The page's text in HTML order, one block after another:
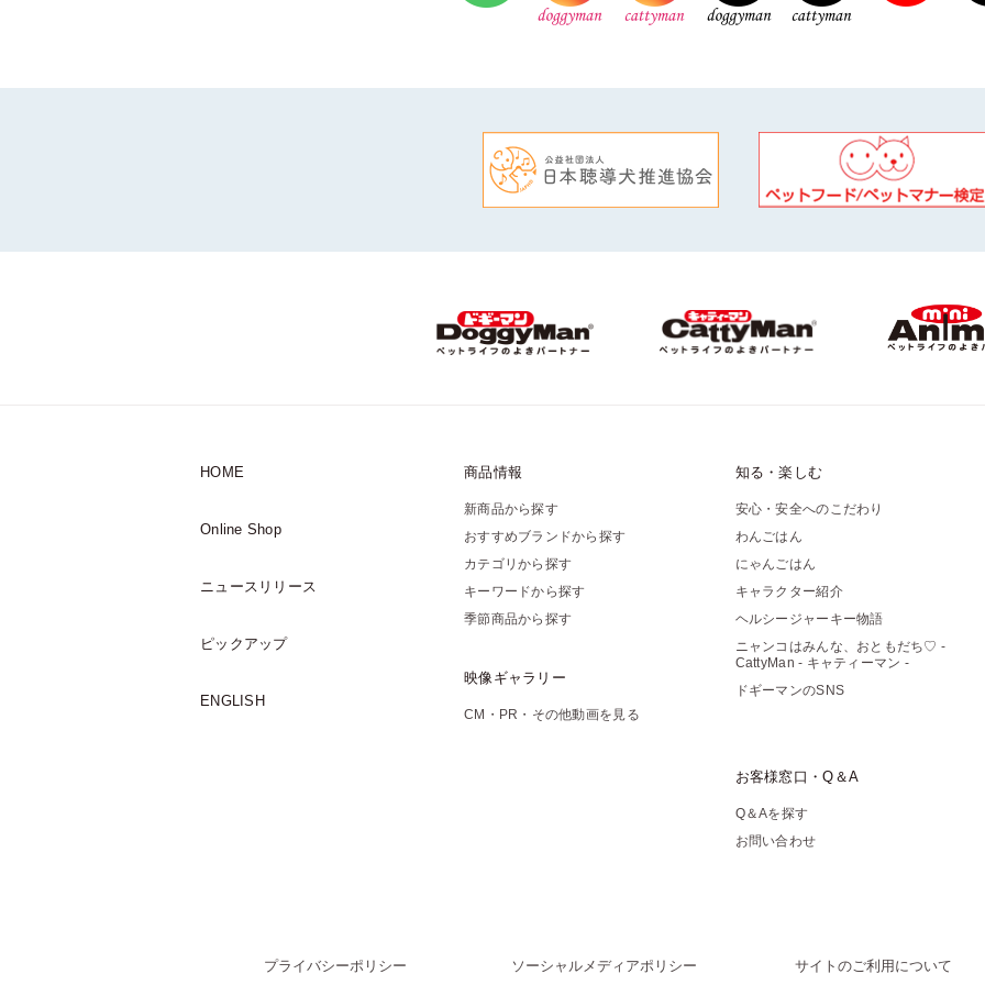
HOME 商品情報
新商品から探す
おすすめブランドから探す
カテゴリから探す
キーワードから探す
季節商品から探す
映像ギャラリー
CM・PR・その他動画を見る
知る・楽しむ
安心・安全へのこだわり
わんごはん
にゃんごはん
キャラクター紹介
ヘルシージャーキー物語
ニャンコはみんな、おともだち♡ -
CattyMan - キャティーマン -
ドギーマンのSNS
お客様窓口・Q＆A
Q＆Aを探す
お問い合わせ
Online Shop
ニュースリリース
ピックアップ
ENGLISH
プライバシーポリシー ソーシャルメディアポリシー サイトのご利用について